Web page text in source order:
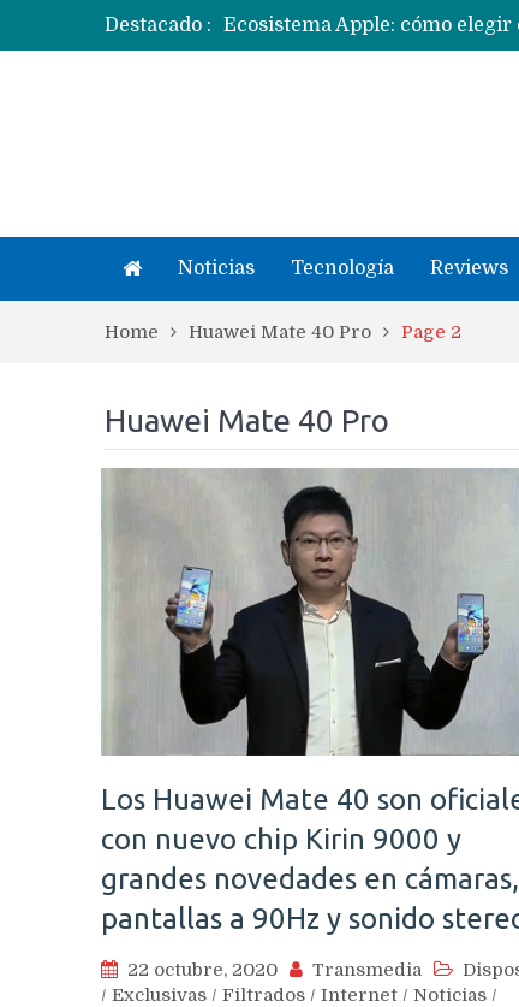
Destacado :
Ecosistema Apple: cómo
Noticias Tecnología Reviews
Home Huawei Mate 40 Pro Page 2
Huawei Mate 40 Pro
Los Huawei Mate 40 son
con nuevo chip Kirin 9000 y
grandes novedades en cámaras,
pantallas a 90Hz y sonido
22 octubre, 2020 Transmedia
/ Exclusivas / Filtrados / Internet / Noticias /